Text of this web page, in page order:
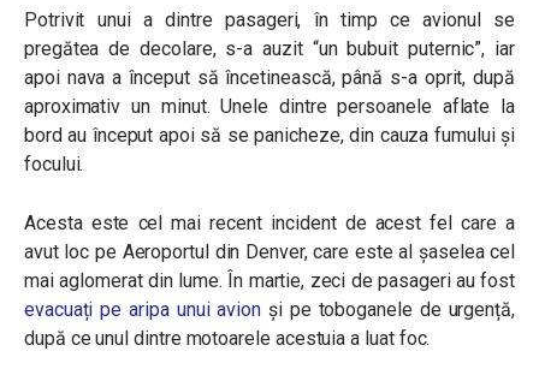
Potrivit unui a dintre pasageri, în timp ce avionul se
pregătea de decolare, s-a auzit “un bubuit puternic”, iar
apoi nava a început să încetinească, până s-a oprit, după
aproximativ un minut. Unele dintre persoanele aflate la
bord au început apoi să se panicheze, din cauza fumului și
focului.
Acesta este cel mai recent incident de acest fel care a
avut loc pe Aeroportul din Denver, care este al șaselea cel
mai aglomerat din lume. În martie, zeci de pasageri au fost
evacuați pe aripa unui avion și pe toboganele de urgență,
după ce unul dintre motoarele acestuia a luat foc.